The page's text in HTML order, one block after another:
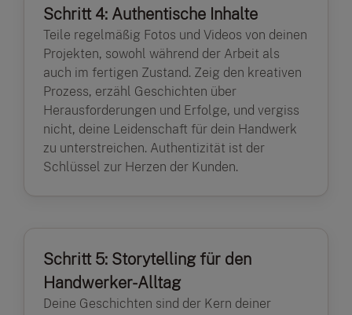
Schritt 4: Authentische Inhalte
Teile regelmäßig Fotos und Videos von deinen
Projekten, sowohl während der Arbeit als
auch im fertigen Zustand. Zeig den kreativen
Prozess, erzähl Geschichten über
Herausforderungen und Erfolge, und vergiss
nicht, deine Leidenschaft für dein Handwerk
zu unterstreichen. Authentizität ist der
Schlüssel zur Herzen der Kunden.
Schritt 5: Storytelling für den
Handwerker-Alltag
Deine Geschichten sind der Kern deiner